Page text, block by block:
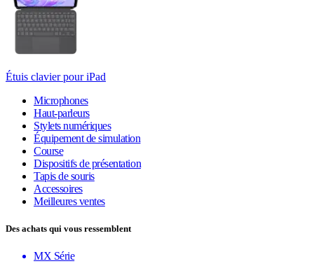
Étuis clavier pour iPad
Microphones
Haut-parleurs
Stylets numériques
Équipement de simulation
Course
Dispositifs de présentation
Tapis de souris
Accessoires
Meilleures ventes
Des achats qui vous ressemblent
MX Série